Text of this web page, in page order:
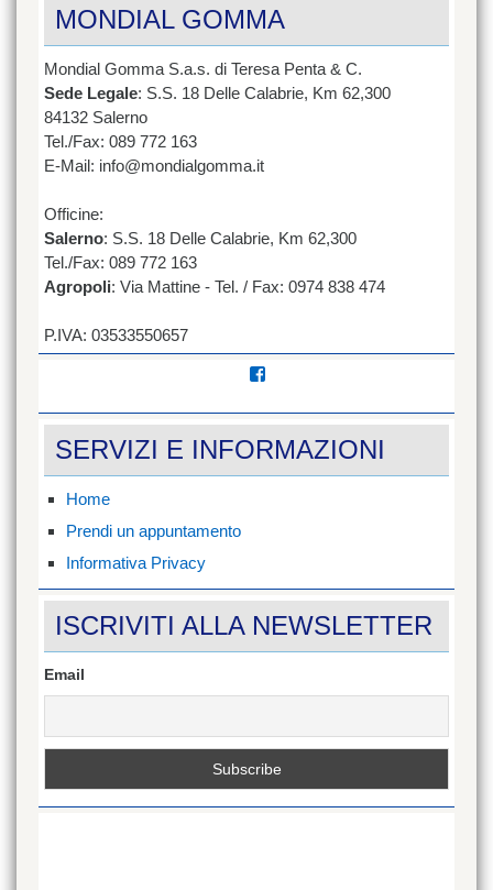
MONDIAL GOMMA
Mondial Gomma S.a.s. di Teresa Penta & C.
Sede Legale: S.S. 18 Delle Calabrie, Km 62,300
84132 Salerno
Tel./Fax: 089 772 163
E-Mail: info@mondialgomma.it
Officine:
Salerno: S.S. 18 Delle Calabrie, Km 62,300
Tel./Fax: 089 772 163
Agropoli: Via Mattine - Tel. / Fax: 0974 838 474
P.IVA: 03533550657
di
mondial.gomma/?
ref=hl
su
SERVIZI E INFORMAZIONI
Home
Prendi un appuntamento
Informativa Privacy
ISCRIVITI ALLA NEWSLETTER
Email